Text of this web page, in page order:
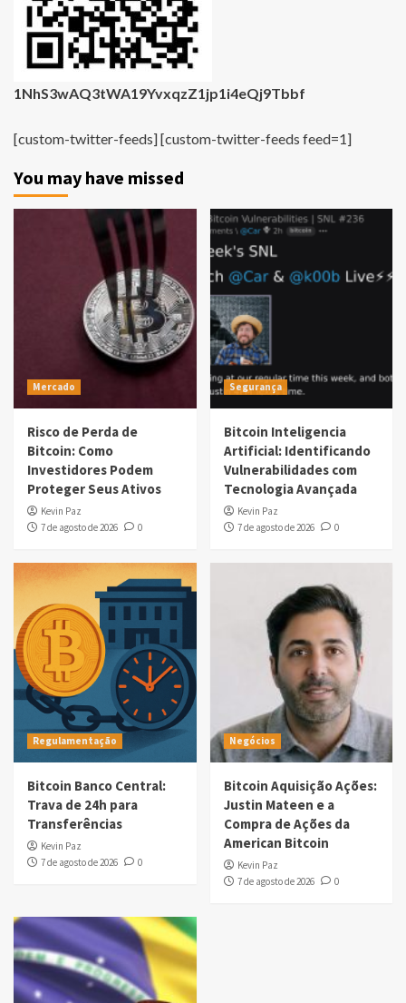
1NhS3wAQ3tWA19YvxqzZ1jp1i4eQj9Tbbf
[custom-twitter-feeds] [custom-twitter-feeds feed=1]
You may have missed
Mercado
Risco de Perda de
Bitcoin: Como
Investidores Podem
Proteger Seus Ativos
Kevin Paz
7 de agosto de 2026
0
Segurança
Bitcoin Inteligencia
Artificial: Identificando
Vulnerabilidades com
Tecnologia Avançada
Kevin Paz
7 de agosto de 2026
0
Regulamentação
Bitcoin Banco Central:
Trava de 24h para
Transferências
Kevin Paz
7 de agosto de 2026
0
Negócios
Bitcoin Aquisição Ações:
Justin Mateen e a
Compra de Ações da
American Bitcoin
Kevin Paz
7 de agosto de 2026
0